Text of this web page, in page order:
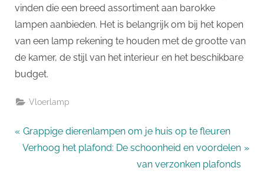
vinden die een breed assortiment aan barokke
lampen aanbieden. Het is belangrijk om bij het kopen
van een lamp rekening te houden met de grootte van
de kamer, de stijl van het interieur en het beschikbare
budget.
Vloerlamp
Bericht
navigatie
P
r
Grappige dierenlampen om je huis op te fleuren
N
Verhoog het plafond: De schoonheid en voordelen
van verzonken plafonds